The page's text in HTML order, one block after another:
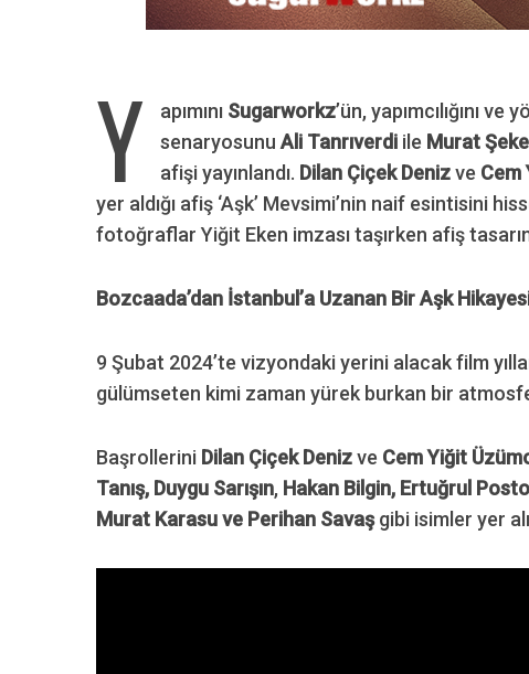
Y apımını Sugarworkz’ün, yapımcılığını ve
senaryosunu Ali Tanrıverdi ile Murat
afişi yayınlandı. Dilan Çiçek Denizve Cem
yer aldığı afiş ‘Aşk’ Mevsimi’nin naif esintisini
fotoğraflar Yiğit Eken imzası taşırken afiş
Bozcaada’dan İstanbul’a Uzanan Bir Aşk
9 Şubat 2024’te vizyondaki yerini alacak film
gülümseten kimi zaman yürek burkan bir
Başrollerini Dilan Çiçek Denizve Cem Yiğit
Tanış, Duygu Sarışın, Hakan Bilgin, Ertuğrul
Murat Karasu ve Perihan Savaşgibi isimler yer
S
r
c
h
o